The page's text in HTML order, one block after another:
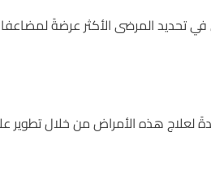
في تحديد المرضى الأكثر عرضةً
لعلاج هذه الأمراض من خلال